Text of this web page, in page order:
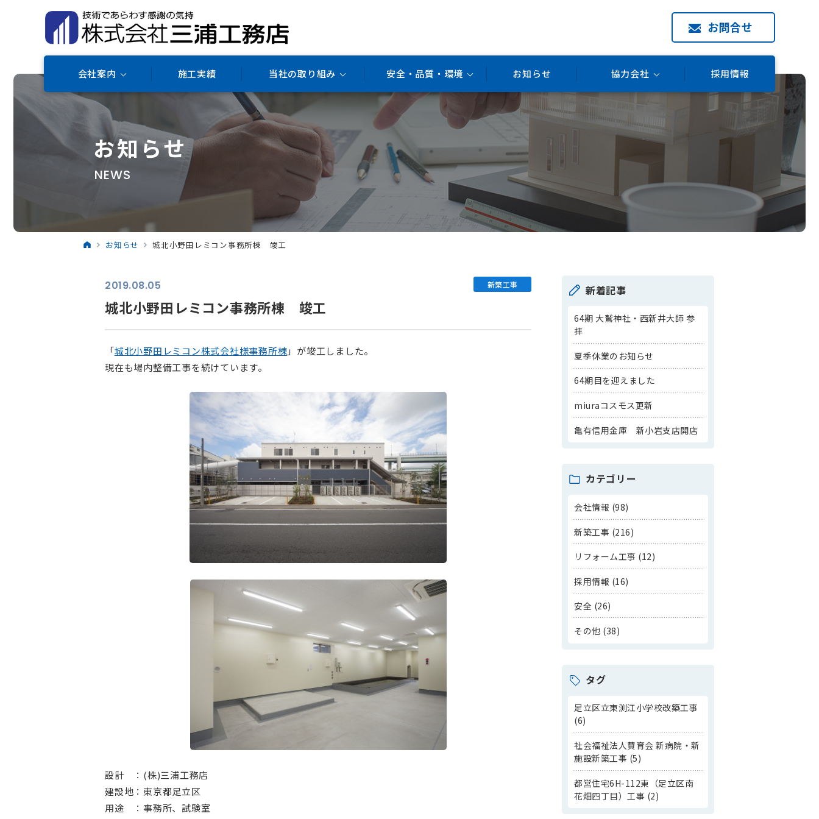
お問合せ
会社案内 施工実績 当社の取り組み 安全・品質・環境 お知らせ 協力会社 採用情報
お知らせ
NEWS
お知らせ 城北小野田レミコン事務所棟 竣工
2019.08.05 新築工事
城北小野田レミコン事務所棟 竣工
「城北小野田レミコン株式会社様事務所棟」が竣工しました。
現在も場内整備工事を続けています。
設計 ：(株)三浦工務店
建設地：東京都足立区
用途 ：事務所、試験室
新着記事
64期 大鷲神社・西新井大師 参
拝
夏季休業のお知らせ
64期目を迎えました
miuraコスモス更新
亀有信用金庫 新小岩支店開店
カテゴリー
会社情報 (98)
新築工事 (216)
リフォーム工事 (12)
採用情報 (16)
安全 (26)
その他 (38)
タグ
足立区立東渕江小学校改築工事
(6)
社会福祉法人賛育会 新病院・新
施設新築工事 (5)
都営住宅6H-112東（足立区南
花畑四丁目）工事 (2)